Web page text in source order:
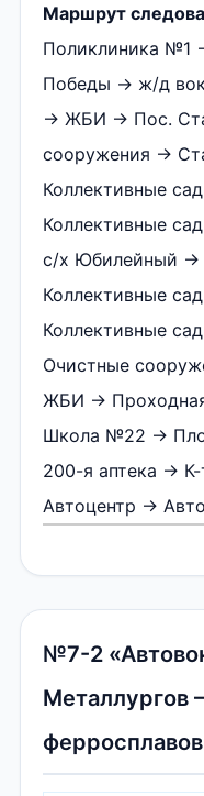
Маршрут
Поликлиника №1
Победы → ж/д
→ ЖБИ → Пос.
сооружения →
Коллективные
Коллективные
с/х Юбилейный →
Коллективные
Коллективные
Очистные
ЖБИ →
Школа №22 →
200-я аптека →
Автоцентр →
№7-2
Металлургов